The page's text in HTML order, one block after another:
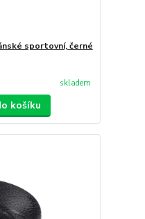
sportovní, černé
skladem
košíku